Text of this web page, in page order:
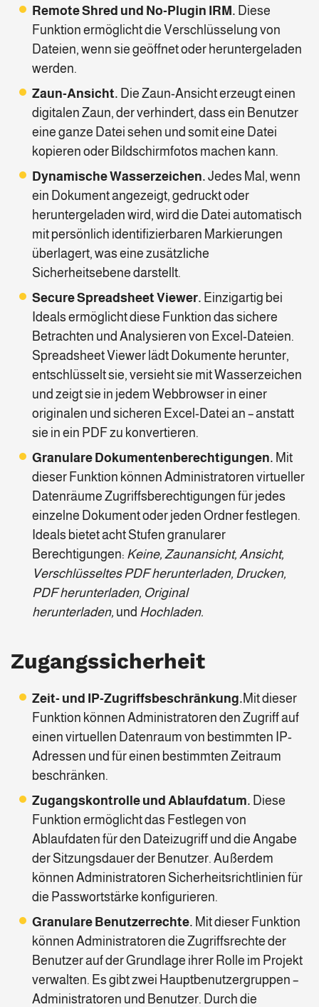
Remote Shred und No-Plugin IRM. Diese
Funktion ermöglicht die Verschlüsselung von
Dateien, wenn sie geöffnet oder heruntergeladen
werden.
Zaun-Ansicht. Die Zaun-Ansicht erzeugt einen
digitalen Zaun, der verhindert, dass ein Benutzer
eine ganze Datei sehen und somit eine Datei
kopieren oder Bildschirmfotos machen kann.
Dynamische Wasserzeichen. Jedes Mal, wenn
ein Dokument angezeigt, gedruckt oder
heruntergeladen wird, wird die Datei automatisch
mit persönlich identifizierbaren Markierungen
überlagert, was eine zusätzliche
Sicherheitsebene darstellt.
Secure Spreadsheet Viewer. Einzigartig bei
Ideals ermöglicht diese Funktion das sichere
Betrachten und Analysieren von Excel-Dateien.
Spreadsheet Viewer lädt Dokumente herunter,
entschlüsselt sie, versieht sie mit Wasserzeichen
und zeigt sie in jedem Webbrowser in einer
originalen und sicheren Excel-Datei an – anstatt
sie in ein PDF zu konvertieren.
Granulare Dokumentenberechtigungen. Mit
dieser Funktion können Administratoren virtueller
Datenräume Zugriffsberechtigungen für jedes
einzelne Dokument oder jeden Ordner festlegen.
Ideals bietet acht Stufen granularer
Berechtigungen: Keine, Zaunansicht, Ansicht,
Verschlüsseltes PDF herunterladen, Drucken,
PDF herunterladen, Original
herunterladen, und Hochladen.
Zugangssicherheit
Zeit- und IP-Zugriffsbeschränkung.Mit dieser
Funktion können Administratoren den Zugriff auf
einen virtuellen Datenraum von bestimmten IP-
Adressen und für einen bestimmten Zeitraum
beschränken.
Zugangskontrolle und Ablaufdatum. Diese
Funktion ermöglicht das Festlegen von
Ablaufdaten für den Dateizugriff und die Angabe
der Sitzungsdauer der Benutzer. Außerdem
können Administratoren Sicherheitsrichtlinien für
die Passwortstärke konfigurieren.
Granulare Benutzerrechte. Mit dieser Funktion
können Administratoren die Zugriffsrechte der
Benutzer auf der Grundlage ihrer Rolle im Projekt
verwalten. Es gibt zwei Hauptbenutzergruppen –
Administratoren und Benutzer. Durch die